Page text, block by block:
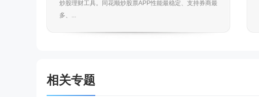
炒股理财工具。同花顺炒股票APP性能最稳定、支持券商最
多、...
相关专题